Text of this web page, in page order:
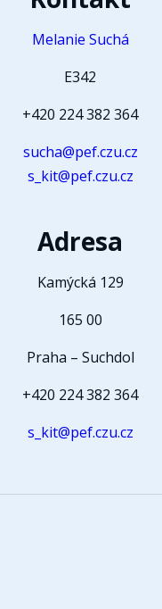
Melanie Suchá
E342
+420 224 382 364
sucha@pef.czu.cz
s_kit@pef.czu.cz
Adresa
Kamýcká 129
165 00
Praha – Suchdol
+420 224 382 364
s_kit@pef.czu.cz